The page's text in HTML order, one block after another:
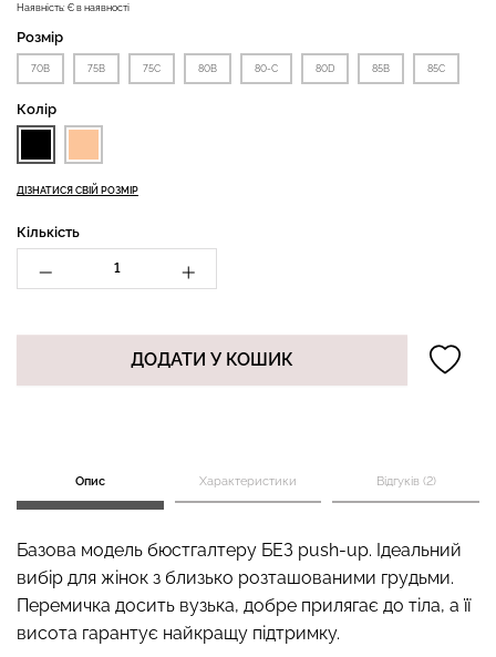
Наявність: Є в наявності
Розмір
70В 75B 75C 80В 80-C 80D 85В 85С
Колір
ДІЗНАТИСЯ СВІЙ РОЗМІР
Кількість
ДОДАТИ У КОШИК
Опис Характеристики Відгуків (2)
Базова модель бюстгалтеру БЕЗ push-up. Ідеальний
вибір для жінок з близько розташованими грудьми.
Перемичка досить вузька, добре прилягає до тіла, а її
висота гарантує найкращу підтримку.
Безшовні стрінги STRING
299 грн.
299 грн.